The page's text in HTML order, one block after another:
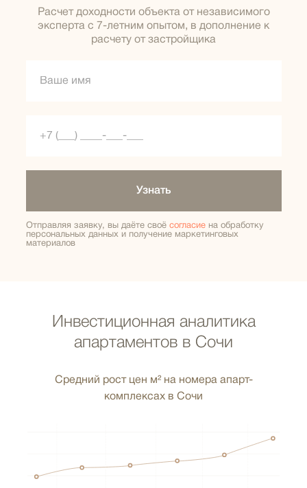
Узнать
Отправляя заявку, вы даёте своё согласиена обработку
персональных данных и получение маркетинговых
материалов
Расчет доходности объекта от независимого
эксперта с 7-летним опытом, в дополнение к
расчету от застройщика
Инвестиционная аналитика
апартаментов в Сочи
Средний рост цен м² на номера апарт-
комплексах в Сочи